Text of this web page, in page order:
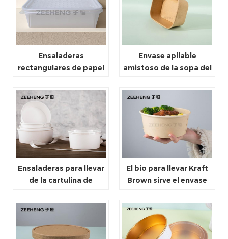
Ensaladeras
rectangulares de papel
para microondas,
perfectas para comida
caliente y ensaladas
Envase apilable
amistoso de la sopa del
papel de Kraft de Eco
Ensaladeras para llevar
de la cartulina de
disponibles de la sopa
El bio para llevar Kraft
Brown sirve el envase
la cartulina de la sopa
con la tapa